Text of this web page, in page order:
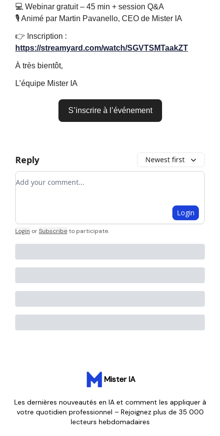
💻 Webinar gratuit – 45 min + session Q&A
🎙️ Animé par Martin Pavanello, CEO de Mister IA
👉 Inscription :
https://streamyard.com/watch/SGVTSMTaakZT
À très bientôt,
L’équipe Mister IA
S’inscrire à l’événement
Reply Newest first
Add your comment
Login
Login orSubscribeto participate.
Mister IA
Les dernières nouveautés en IA et comment les appliquer à
votre quotidien professionnel – Rejoignez plus de 35 000
lecteurs hebdomadaires